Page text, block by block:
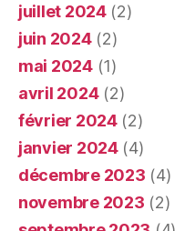
juillet 2024(2)
juin 2024(2)
mai 2024(1)
avril 2024(2)
février 2024(2)
janvier 2024(4)
décembre 2023 (4)
novembre 2023 (2)